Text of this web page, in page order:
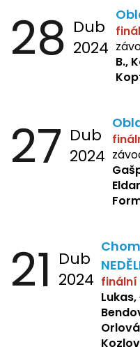
28 Dub
2024
B.,
27 Dub
2024
21 Dub
2024 finální
Lukas,